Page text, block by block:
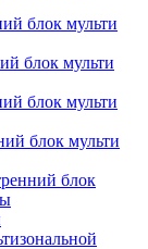
блок мульти
блок мульти
блок мульти
блок мульти
блок